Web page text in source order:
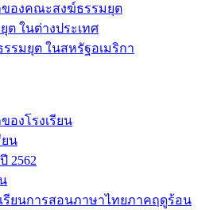
ของคณะสงฆ์ธรรมยุต
ในต่างประเทศ
รมยุต ในสหรัฐอเมริกา
องโรงเรียน
ยน
2562
รียนการสอนภาษาไทยภาคฤดูร้อน